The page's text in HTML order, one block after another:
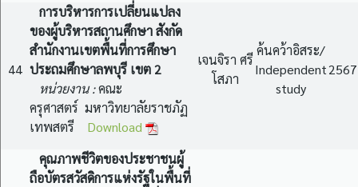
44
การบริหารการเปลี่ยนแปลง
ของผู้บริหารสถานศึกษา สังกัด
สำนักงานเขตพื้นที่การศึกษา
ประถมศึกษาลพบุรี เขต 2
หน่วยงาน :คณะ
ครุศาสตร์ มหาวิทยาลัยราชภัฏ
เทพสตรี Download
เจนจิรา ศรี
โสภา
ค้นคว้าอิสระ/
Independent
study
2567
คุณภาพชีวิตของประชาชนผู้
ถือบัตรสวัสดิการแห่งรัฐในพื้นที่